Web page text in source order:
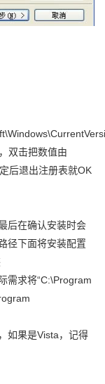
双击把数值由
后退出注册表就OK
在确认安装时会
径下面将安装配置
求将“C:\Program
果是Vista，记得